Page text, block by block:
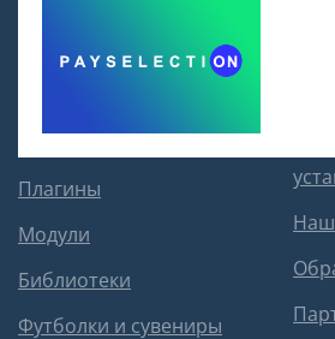
Плагины
Модули
Библиотеки
Футболки и сувениры